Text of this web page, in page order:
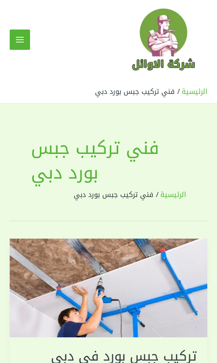
الرئيسية فني تركيب جبس بورد دبي
فني تركيب جبس
بورد دبي
الرئيسية فني تركيب جبس بورد دبي
تركيب جبس بورد في دبي